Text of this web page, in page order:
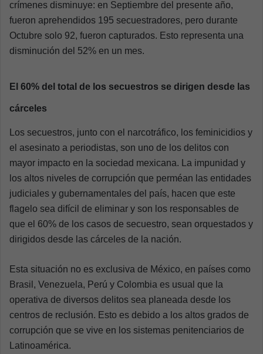
crímenes disminuye: en Septiembre del presente año,
fueron aprehendidos 195 secuestradores, pero durante
Octubre solo 92, fueron capturados. Esto representa una
disminución del 52% en un mes.
El 60% del total de los secuestros se dirigen desde las
cárceles
Los secuestros, junto con el narcotráfico, los feminicidios y
el asesinato a periodistas, son uno de los delitos con
mayor impacto en la sociedad mexicana. La impunidad y
los altos niveles de corrupción que perméan las entidades
judiciales y gubernamentales del país, hacen que este
flagelo sea difícil de eliminar y son los responsables de
que el 60% de los casos de secuestro, sean orquestados y
dirigidos desde las cárceles de la nación.
Esta situación no es exclusiva de México, en países como
Brasil, Venezuela, Perú y Colombia es usual que la
operativa de diversos delitos sea planeada desde los
centros de reclusión. Esto es debido a los altos grados de
corrupción que se vive en los sistemas penitenciarios de
Latinoamérica.